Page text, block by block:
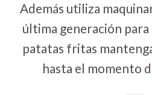
Además utiliza
última generación para
patatas fritas
hasta el momento